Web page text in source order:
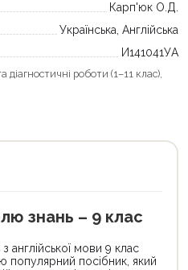
Карп'юк О.Д.
Українська, Англійська
И141041УА
діагностичні роботи (1–11 клас),
знань – 9 клас
англійської мови 9 клас
популярний посібник, який